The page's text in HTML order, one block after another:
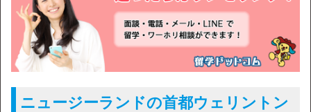
ニュージーランドの首都ウェリントン